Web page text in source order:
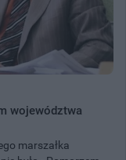
województwa
marszałka